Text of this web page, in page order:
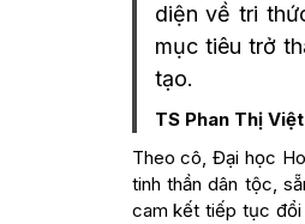
diện về tri
mục tiêu trở
tạo.
TS Phan Thị
Theo cô, Đại học
tinh thần dân tộc,
cam kết tiếp tục đổi